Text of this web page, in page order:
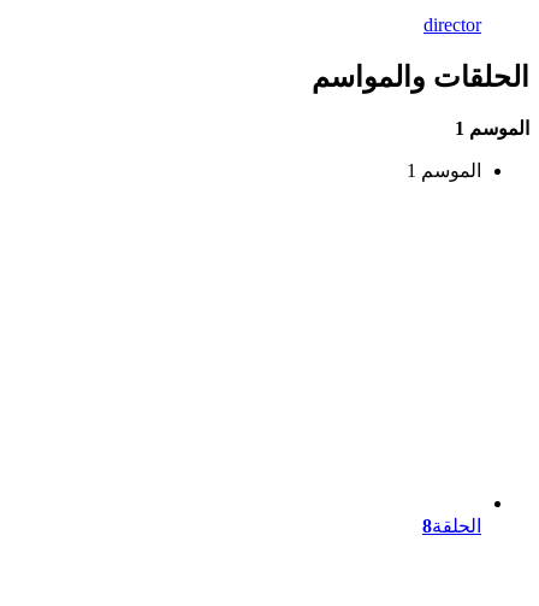
director
الحلقات والمواسم
الموسم 1
الموسم 1
الحلقة8